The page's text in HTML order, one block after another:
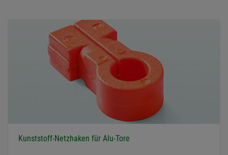
Kunststoff-Netzhaken für Alu-Tore